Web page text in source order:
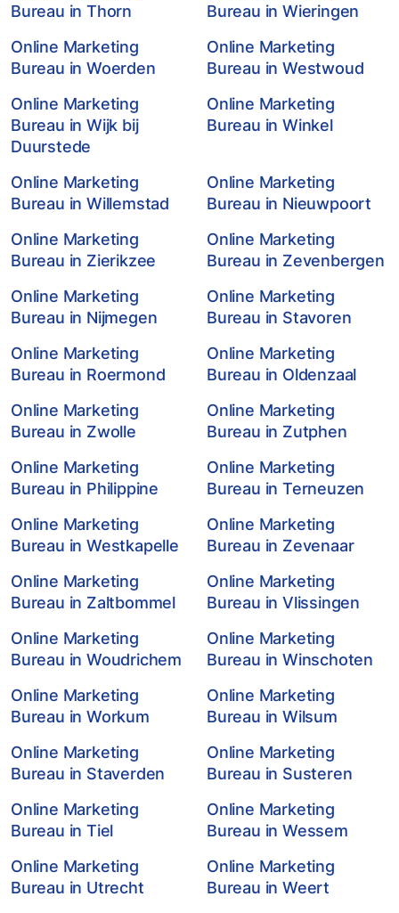
Bureau in Thorn
Bureau in Wieringen
Online Marketing
Bureau in Woerden
Online Marketing
Bureau in Westwoud
Online Marketing
Bureau in Wijk bij
Duurstede
Online Marketing
Bureau in Winkel
Online Marketing
Bureau in Willemstad
Online Marketing
Bureau in Nieuwpoort
Online Marketing
Bureau in Zierikzee
Online Marketing
Bureau in Zevenbergen
Online Marketing
Bureau in Nijmegen
Online Marketing
Bureau in Stavoren
Online Marketing
Bureau in Roermond
Online Marketing
Bureau in Oldenzaal
Online Marketing
Bureau in Zwolle
Online Marketing
Bureau in Zutphen
Online Marketing
Bureau in Philippine
Online Marketing
Bureau in Terneuzen
Online Marketing
Bureau in Westkapelle
Online Marketing
Bureau in Zevenaar
Online Marketing
Bureau in Zaltbommel
Online Marketing
Bureau in Vlissingen
Online Marketing
Bureau in Woudrichem
Online Marketing
Bureau in Winschoten
Online Marketing
Bureau in Workum
Online Marketing
Bureau in Wilsum
Online Marketing
Bureau in Staverden
Online Marketing
Bureau in Susteren
Online Marketing
Bureau in Tiel
Online Marketing
Bureau in Wessem
Online Marketing
Bureau in Utrecht
Online Marketing
Bureau in Weert